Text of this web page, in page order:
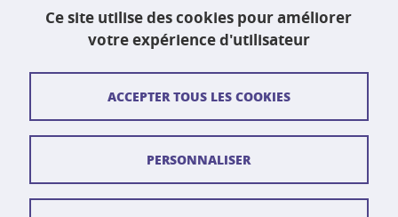
Tél. : 04 75 41 88 00
Fax : 04 75 41 88 44
Contact et plan d'accès
Plan du site
Mentions légales
Ce site utilise des cookies pour améliorer
votre expérience d'utilisateur
ACCEPTER TOUS LES COOKIES
PERSONNALISER